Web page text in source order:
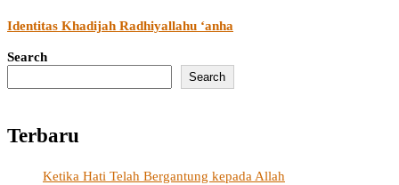
Identitas Khadijah Radhiyallahu ‘anha
Search
Search
Terbaru
Ketika Hati Telah Bergantung kepada Allah